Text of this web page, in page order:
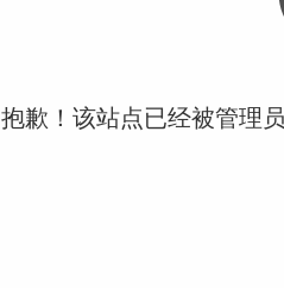
抱歉！该站点已经被管理